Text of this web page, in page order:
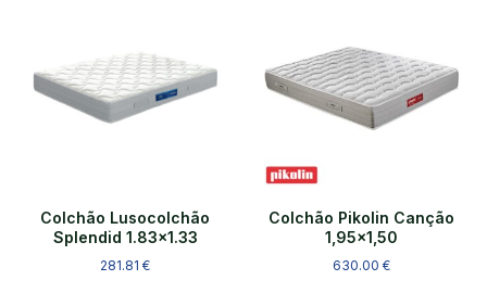
Colchão Lusocolchão
Splendid 1.83×1.33
281.81€
Colchão Pikolin Canção
1,95×1,50
630.00€